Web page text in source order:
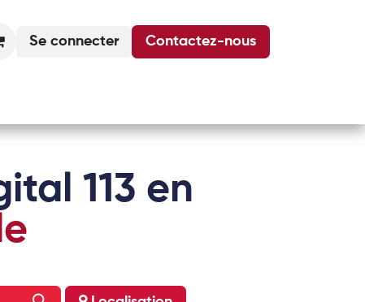
Se connecter Contactez-nous
113 en